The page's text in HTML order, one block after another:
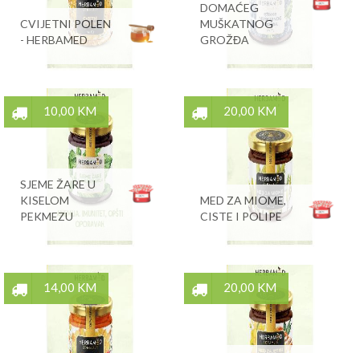
CVIJETNI POLEN
- HERBAMED
DOMAĆEG
MUŠKATNOG
GROŽĐA
10,00 KM
SJEME ŽARE U
KISELOM
PEKMEZU
20,00 KM
MED ZA MIOME,
CISTE I POLIPE
14,00 KM 20,00 KM